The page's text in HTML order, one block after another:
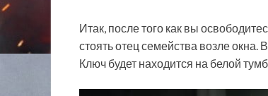
Итак, после того как вы
стоять отец семейства возле
Ключ будет находится на белой